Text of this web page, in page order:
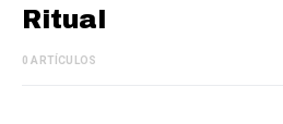
Ritual
0 ARTÍCULOS